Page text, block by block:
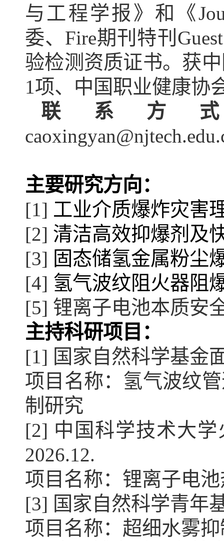
与工程学报》 和
《
委、Fire期刊特刊
验检测资质证书。获
1项、 中国职业健康协
联系方
主要研究方向：
[1] 工业介质爆炸灾害
[2] 清洁高效抑爆剂及
[3] 固态储氢金属粉尘
[4] 氢气波纹阻火器阻
[5] 锂离子电池本质安
主持科研项目：
[1] 国家自然科学基金
项目名称： 氢气波纹
制研究
[2] 中国科学技术大学
2026.12.
项目名称： 锂离子电
[3] 国家自然科学青年
项目名称：超细水雾